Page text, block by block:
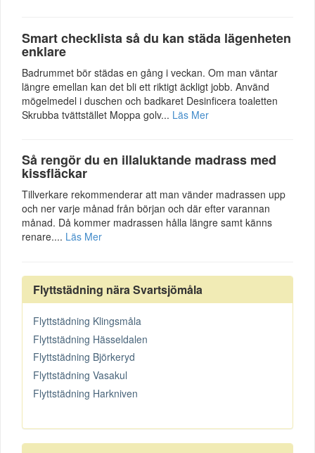
Smart checklista så du kan städa lägenheten
enklare
Badrummet bör städas en gång i veckan. Om man väntar
längre emellan kan det bli ett riktigt äckligt jobb. Använd
mögelmedel i duschen och badkaret Desinficera toaletten
Skrubba tvättstället Moppa golv... Läs Mer
Så rengör du en illaluktande madrass med
kissfläckar
Tillverkare rekommenderar att man vänder madrassen upp
och ner varje månad från början och där efter varannan
månad. Då kommer madrassen hålla längre samt känns
renare.... Läs Mer
Flyttstädning nära Svartsjömåla
Flyttstädning Klingsmåla
Flyttstädning Hässeldalen
Flyttstädning Björkeryd
Flyttstädning Vasakul
Flyttstädning Harkniven